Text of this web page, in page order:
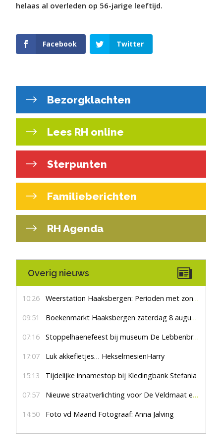
helaas al overleden op 56-jarige leeftijd.
Facebook Twitter
Bezorgklachten
Lees RH online
Sterpunten
Familieberichten
RH Agenda
Overig nieuws
10:26 Weerstation Haaksbergen: Perioden met zon en droog
09:51 Boekenmarkt Haaksbergen zaterdag 8 augustus, marktplein Haaksbergen
07:16 Stoppelhaenefeest bij museum De Lebbenbrugge
17:07 Luk akkefietjes… HekselmesienHarry
15:13 Tijdelijke innamestop bij Kledingbank Stefania
07:57 Nieuwe straatverlichting voor De Veldmaat en De Pas
14:50 Foto vd Maand Fotograaf: Anna Jalving